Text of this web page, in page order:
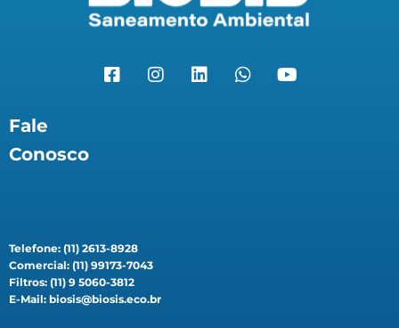
Fale
Conosco
Telefone: (11) 2613-8928
Comercial: (11) 99173-7043
Filtros: (11) 9 5060-3812
E-Mail: biosis@biosis.eco.br